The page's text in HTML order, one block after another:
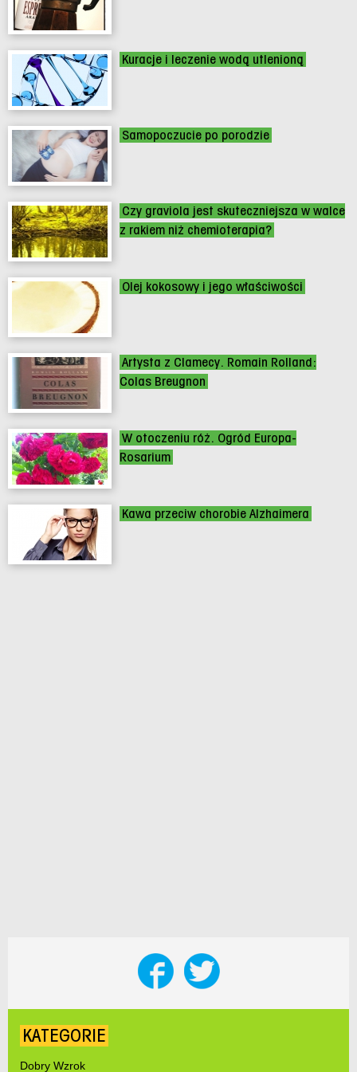
Kuracje i leczenie wodą utlenioną
Samopoczucie po porodzie
Czy graviola jest skuteczniejsza w walce
z rakiem niż chemioterapia?
Olej kokosowy i jego właściwości
Artysta z Clamecy. Romain Rolland:
Colas Breugnon
W otoczeniu róż. Ogród Europa-
Rosarium
Kawa przeciw chorobie Alzhaimera
KATEGORIE
Dobry Wzrok